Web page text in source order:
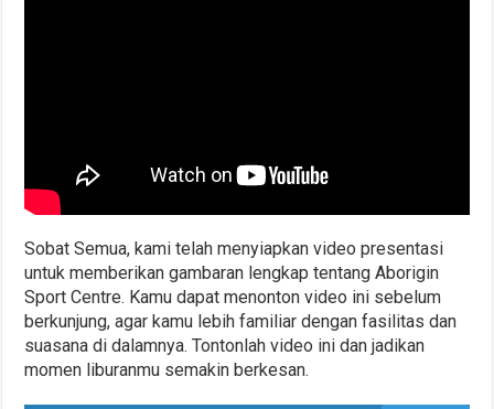
Sobat Semua, kami telah menyiapkan video presentasi
untuk memberikan gambaran lengkap tentang Aborigin
Sport Centre. Kamu dapat menonton video ini sebelum
berkunjung, agar kamu lebih familiar dengan fasilitas dan
suasana di dalamnya. Tontonlah video ini dan jadikan
momen liburanmu semakin berkesan.